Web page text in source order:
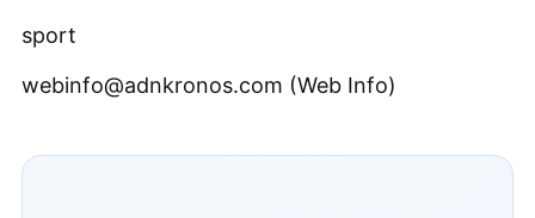
sport
webinfo@adnkronos.com (Web Info)